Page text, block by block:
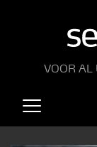
VOOR AL